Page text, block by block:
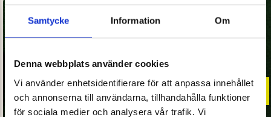
Samtycke Information Om
Denna webbplats använder cookies
Vi använder enhetsidentifierare för att anpassa innehållet
och annonserna till användarna, tillhandahålla funktioner
för sociala medier och analysera vår trafik. Vi
REKOMMENDERADE UTPRISER
OUTLET